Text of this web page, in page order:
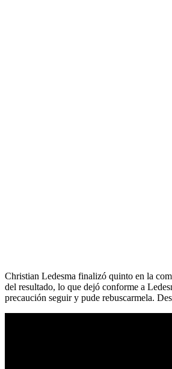
Christian Ledesma finalizó quinto en la
del resultado, lo que dejó conforme a
precaución seguir y pude rebuscarmela.